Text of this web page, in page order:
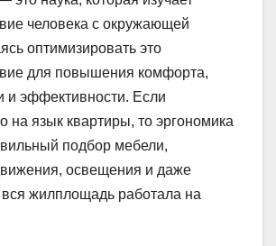
человека с окружающей
оптимизировать это
для повышения комфорта,
и эффективности. Если
на язык квартиры, то эргономика
подбор мебели,
освещения и даже
вся жилплощадь работала на